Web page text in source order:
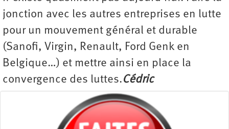
jonction avec les autres entreprises en lutte
pour un mouvement général et durable
(Sanofi, Virgin, Renault, Ford Genk en
Belgique…) et mettre ainsi en place la
convergence des luttes.Cédric